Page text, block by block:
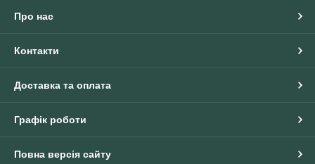
Про нас
Контакти
Доставка та оплата
Графік роботи
Повна версія сайту